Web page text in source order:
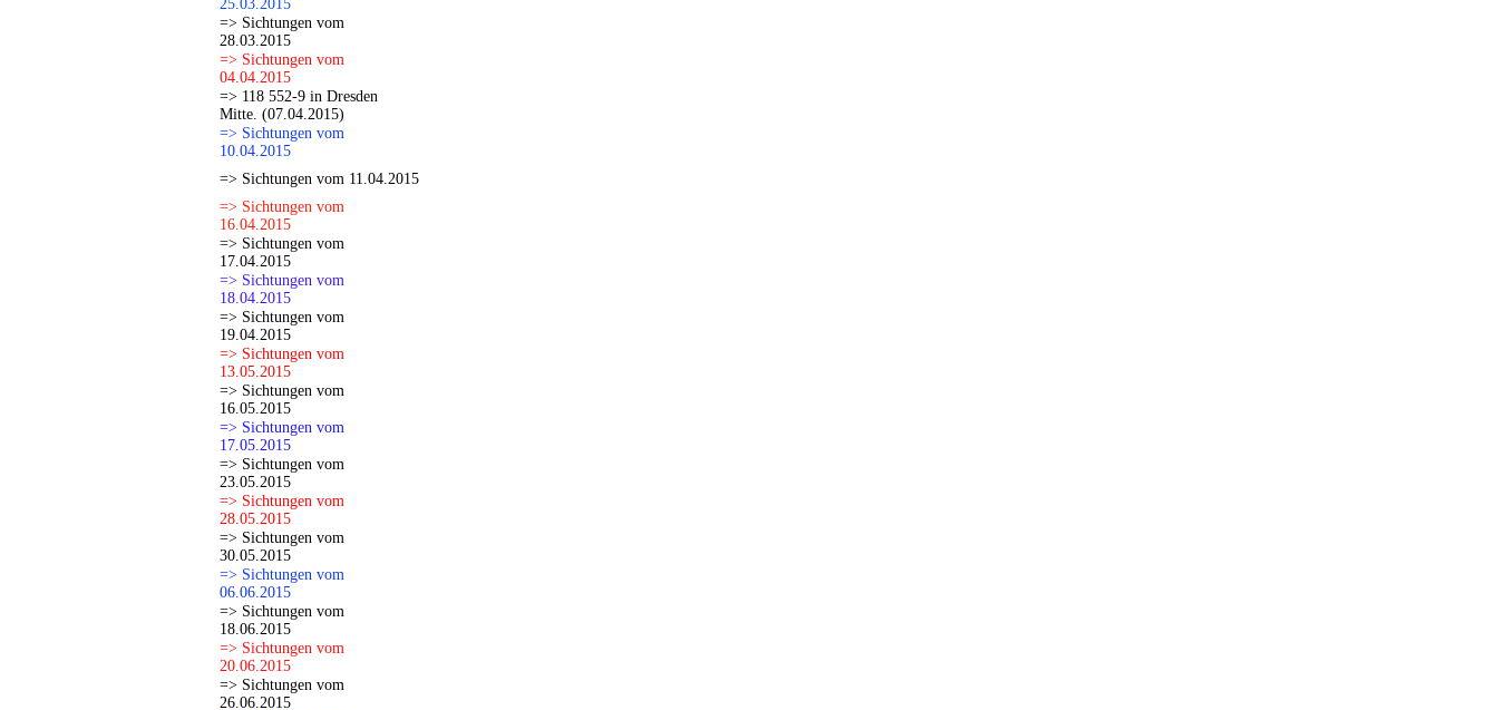
25.03.2015
=> Sichtungen vom
28.03.2015
=> Sichtungen vom
04.04.2015
=> 118 552-9 in Dresden
Mitte. (07.04.2015)
=> Sichtungen vom
10.04.2015
=> Sichtungen vom 11.04.2015
=> Sichtungen vom
16.04.2015
=> Sichtungen vom
17.04.2015
=> Sichtungen vom
18.04.2015
=> Sichtungen vom
19.04.2015
=> Sichtungen vom
13.05.2015
=> Sichtungen vom
16.05.2015
=> Sichtungen vom
17.05.2015
=> Sichtungen vom
23.05.2015
=> Sichtungen vom
28.05.2015
=> Sichtungen vom
30.05.2015
=> Sichtungen vom
06.06.2015
=> Sichtungen vom
18.06.2015
=> Sichtungen vom
20.06.2015
=> Sichtungen vom
26.06.2015